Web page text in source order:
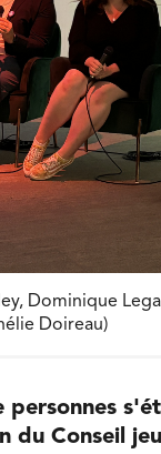
Dominique
Doireau)
personnes
du Conseil